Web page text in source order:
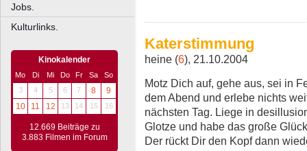
Jobs.
Kulturlinks.
Kinokalender
Mo Di Mi Do Fr Sa
So
3
4 5 6 7 8
9
10
11 12 13 14 15 16
12.669 Beiträge zu
3.883 Filmen im Forum
Katerstimmung
heine (6), 21.10.2004
Motz Dich auf, gehe aus, sei in
dem Abend und erlebe nichts
nächsten Tag. Liege in
Glotze und habe das große
Der rückt Dir den Kopf dann